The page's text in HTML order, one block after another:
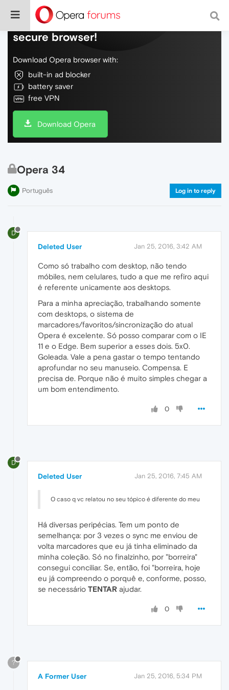
Do more on the web, with a fast and
secure browser!
Download Opera browser with:
built-in ad blocker
battery saver
free VPN
Download Opera
Opera 34
Português Log in to reply
D
Deleted User Jan 25, 2016, 3:42 AM
Como só trabalho com desktop, não tendo
móbiles, nem celulares, tudo a que me refiro aqui
é referente unicamente aos desktops.
Para a minha apreciação, trabalhando somente
com desktops, o sistema de
marcadores/favoritos/sincronização do atual
Opera é excelente. Só posso comparar com o IE
11 e o Edge. Bem superior a esses dois. 5x0.
Goleada. Vale a pena gastar o tempo tentando
aprofundar no seu manuseio. Compensa. E
precisa de. Porque não é muito simples chegar a
um bom entendimento.
0
D
Deleted User Jan 25, 2016, 7:45 AM
O caso q vc relatou no seu tópico é diferente do meu
Há diversas peripécias. Tem um ponto de
semelhança: por 3 vezes o sync me enviou de
volta marcadores que eu já tinha eliminado da
minha coleção. Só no finalzinho, por "borreira"
consegui conciliar. Se, então, foi "borreira, hoje
eu já compreendo o porquê e, conforme, posso,
se necessário TENTAR ajudar.
0
?
A Former User Jan 25, 2016, 5:34 PM